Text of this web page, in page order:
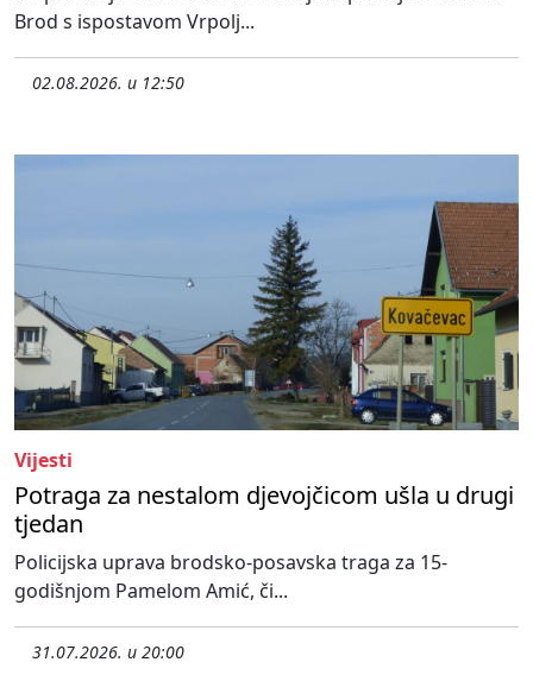
Brod s ispostavom Vrpolj...
02.08.2026. u 12:50
Vijesti
Potraga za nestalom djevojčicom ušla u drugi
tjedan
Policijska uprava brodsko-posavska traga za 15-
godišnjom Pamelom Amić, či...
31.07.2026. u 20:00